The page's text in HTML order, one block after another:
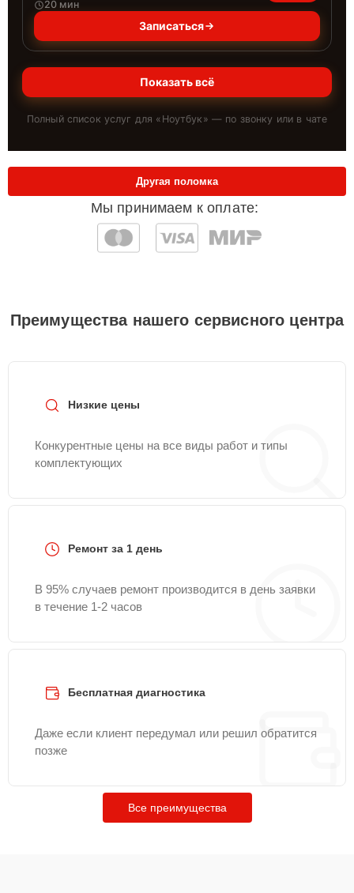
20 мин
Записаться
Показать всё
Полный список услуг для « Ноутбук » — по звонку или в чате
Мы принимаем к оплате:
Другая поломка
Преимущества нашего сервисного центра
Низкие цены
Конкурентные цены на все виды работ и типы
комплектующих
Ремонт за 1 день
В 95% случаев ремонт производится в день заявки
в течение 1-2 часов
Бесплатная диагностика
Даже если клиент передумал или решил обратится
позже
Все преимущества